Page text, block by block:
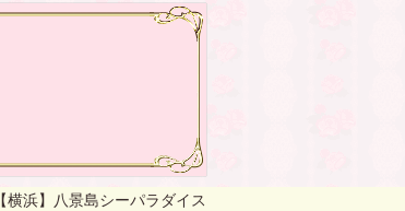
【横浜】八景島シーパラダイス